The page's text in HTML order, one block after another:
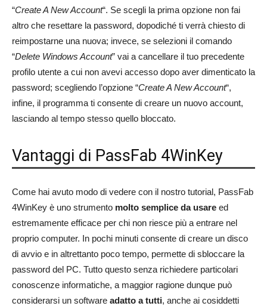
“Create A New Account“. Se scegli la prima opzione non fai
altro che resettare la password, dopodiché ti verrà chiesto di
reimpostarne una nuova; invece, se selezioni il comando
“Delete Windows Account” vai a cancellare il tuo precedente
profilo utente a cui non avevi accesso dopo aver dimenticato la
password; scegliendo l’opzione “Create A New Account“,
infine, il programma ti consente di creare un nuovo account,
lasciando al tempo stesso quello bloccato.
Vantaggi di PassFab 4WinKey
Come hai avuto modo di vedere con il nostro tutorial, PassFab
4WinKey è uno strumento molto semplice da usare ed
estremamente efficace per chi non riesce più a entrare nel
proprio computer. In pochi minuti consente di creare un disco
di avvio e in altrettanto poco tempo, permette di sbloccare la
password del PC. Tutto questo senza richiedere particolari
conoscenze informatiche, a maggior ragione dunque può
considerarsi un software adatto a tutti, anche ai cosiddetti